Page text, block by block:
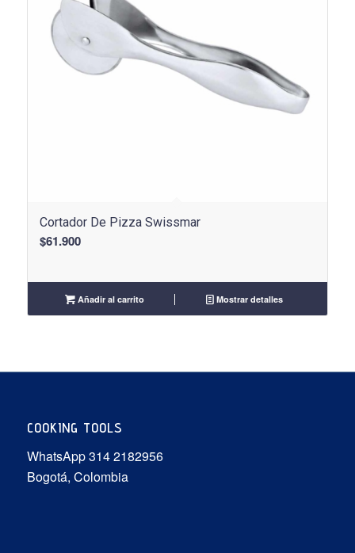
Cortador De Pizza Swissmar
$61.900
Añadir al carrito Mostrar detalles
COOKING TOOLS
WhatsApp 314 2182956
Bogotá, Colombia